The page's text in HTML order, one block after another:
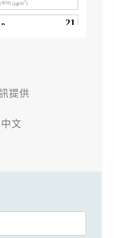
提供
文